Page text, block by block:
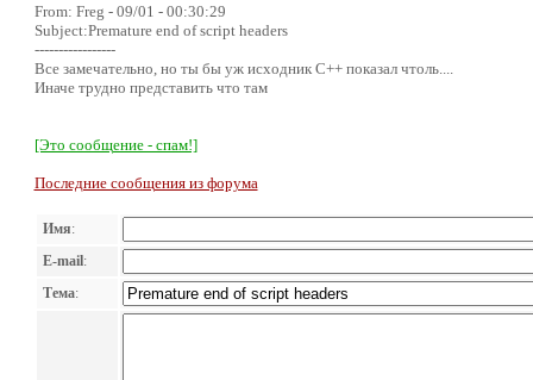
From: Freg - 09/01 - 00:30:29
Subject:Premature end of script headers
-----------------
Все замечательно, но ты бы уж исходник C++ показал чтоль....
Иначе трудно представить что там
[Это сообщение - спам!]
Последние сообщения из форума
Имя:
E-mail:
Тема: